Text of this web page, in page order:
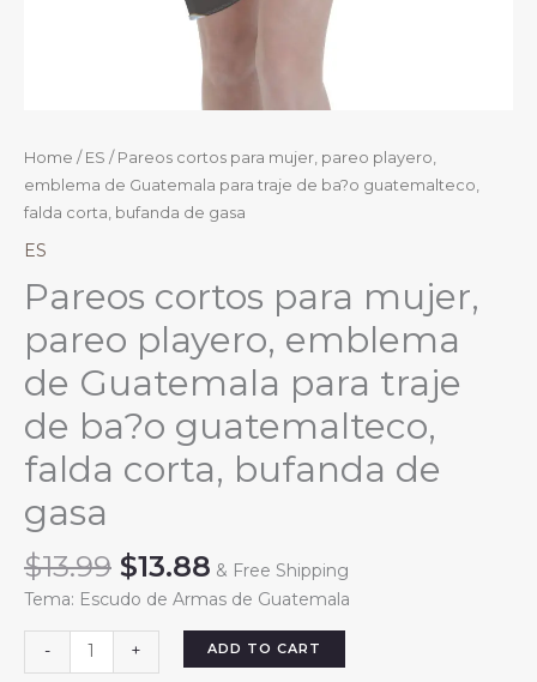
Home / ES / Pareos cortos para mujer, pareo playero,
emblema de Guatemala para traje de ba?o guatemalteco,
falda corta, bufanda de gasa
ES
Pareos cortos para mujer,
pareo playero, emblema
de Guatemala para traje
de ba?o guatemalteco,
falda corta, bufanda de
gasa
$13.99 Original
price
$13.99.
$13.88 Current
price
$13.88.
& Free Shipping
Tema: Escudo de Armas de Guatemala
-
cortos
+ ADD TO CART